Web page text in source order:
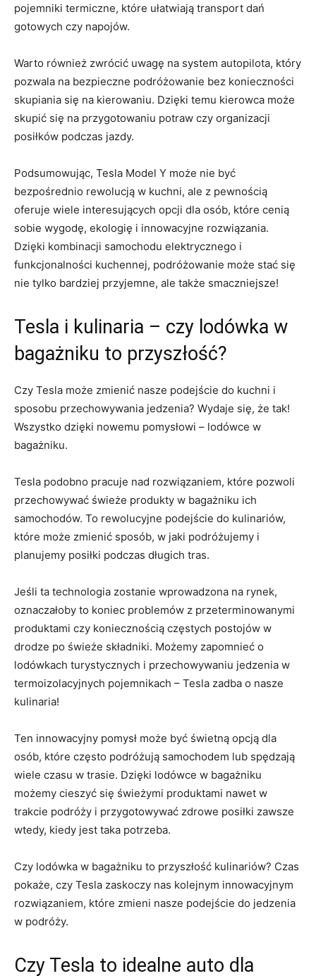
pojemniki termiczne, które ułatwiają transport dań
gotowych czy napojów.
Warto również zwrócić uwagę na system ⁢autopilota, który
pozwala‌ na bezpieczne⁤ podróżowanie bez konieczności
skupiania się na kierowaniu.​ Dzięki temu kierowca może
skupić​ się‍ na przygotowaniu potraw czy ‌organizacji
posiłków podczas jazdy.
Podsumowując, Tesla Model Y może nie być
bezpośrednio rewolucją w kuchni, ale ⁢z pewnością
oferuje wiele interesujących‍ opcji ‍dla osób, które ⁣cenią
sobie wygodę, ekologię ⁣i innowacyjne‌ rozwiązania.
Dzięki kombinacji samochodu elektrycznego i
funkcjonalności ​kuchennej, podróżowanie może stać się
nie tylko bardziej przyjemne,‌ ale także smaczniejsze!
Tesla i ⁤kulinaria‌ – czy lodówka w
bagażniku to przyszłość?
Czy Tesla⁤ może zmienić nasze podejście do ‌kuchni i
sposobu przechowywania⁤ jedzenia? Wydaje się, że tak!
Wszystko ‌dzięki nowemu⁢ pomysłowi​ – lodówce w‍
bagażniku.
Tesla podobno pracuje nad rozwiązaniem, które pozwoli
przechowywać świeże produkty w bagażniku ich
samochodów. ‌To rewolucyjne podejście do‌ kulinariów,
które może zmienić⁤ sposób,⁢ w jaki podróżujemy i ​
planujemy posiłki⁤ podczas długich tras.
Jeśli ta technologia ⁣zostanie ‌wprowadzona na rynek,
oznaczałoby ‍to koniec ⁤problemów z przeterminowanymi
produktami czy koniecznością częstych postojów w
drodze po świeże składniki. ⁤Możemy ⁢zapomnieć⁤ o
lodówkach ‍turystycznych i przechowywaniu jedzenia w
termoizolacyjnych pojemnikach – Tesla zadba‍ o nasze
kulinaria!
Ten‍ innowacyjny pomysł może ⁢być ​świetną⁢ opcją dla
osób, ‍które często podróżują samochodem lub spędzają
wiele czasu⁤ w trasie. Dzięki lodówce w​ bagażniku
możemy cieszyć ‍się świeżymi⁢ produktami ⁢nawet‌ w​
trakcie podróży ‌i przygotowywać zdrowe posiłki‌ zawsze⁣
wtedy,‍ kiedy jest taka‌ potrzeba.
Czy lodówka ​w bagażniku to przyszłość kulinariów? ⁣Czas
pokaże, czy⁤ Tesla zaskoczy⁢ nas​ kolejnym⁢ innowacyjnym
rozwiązaniem, które zmieni nasze podejście do jedzenia
w podróży.
Czy Tesla to idealne ​auto dla